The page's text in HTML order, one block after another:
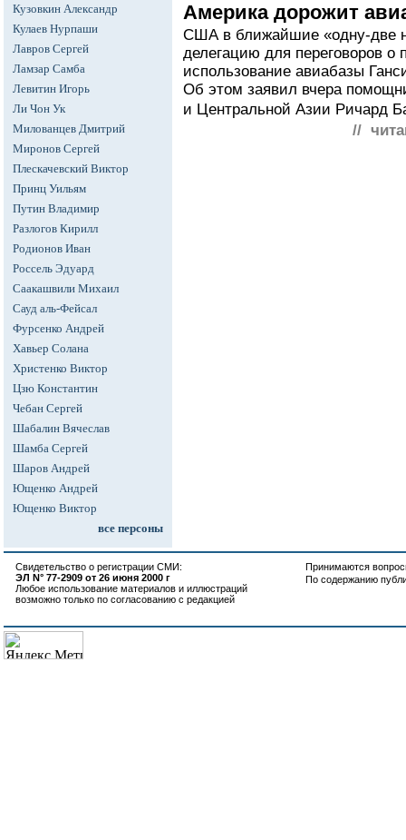
Кузовкин Александр
Кулаев Нурпаши
Лавров Сергей
Ламзар Самба
Левитин Игорь
Ли Чон Ук
Милованцев Дмитрий
Миронов Сергей
Плескачевский Виктор
Принц Уильям
Путин Владимир
Разлогов Кирилл
Родионов Иван
Россель Эдуард
Саакашвили Михаил
Сауд аль-Фейсал
Фурсенко Андрей
Хавьер Солана
Христенко Виктор
Цзю Константин
Чебан Сергей
Шабалин Вячеслав
Шамба Сергей
Шаров Андрей
Ющенко Андрей
Ющенко Виктор
все персоны
Америка дорожит
США в ближайшие «одну-две
делегацию для переговоров
использование авиабазы
Об этом заявил вчера
и Центральной Азии Ричард
//
Свидетельство о регистрации СМИ:
ЭЛ N° 77-2909 от 26 июня 2000 г
Любое использование материалов и иллюстраций
возможно только по согласованию с редакцией
Принимаются
По содержанию